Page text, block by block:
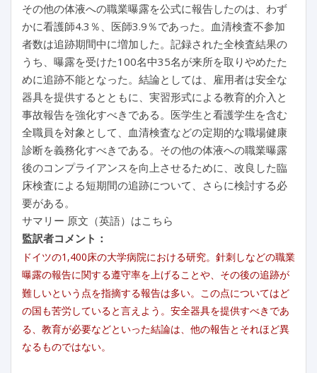
その他の体液への職業曝露を公式に報告したのは、わず
かに看護師4.3％、医師3.9％であった。血清検査不参加
者数は追跡期間中に増加した。記録された全検査結果の
うち、曝露を受けた100名中35名が来所を取りやめたた
めに追跡不能となった。結論としては、雇用者は安全な
器具を提供するとともに、実習形式による教育的介入と
事故報告を強化すべきである。医学生と看護学生を含む
全職員を対象として、血清検査などの定期的な職場健康
診断を義務化すべきである。その他の体液への職業曝露
後のコンプライアンスを向上させるために、改良した臨
床検査による短期間の追跡について、さらに検討する必
要がある。
サマリー 原文（英語）はこちら
監訳者コメント：
ドイツの1,400床の大学病院における研究。針刺しなどの職業
曝露の報告に関する遵守率を上げることや、その後の追跡が
難しいという点を指摘する報告は多い。この点についてはど
の国も苦労していると言えよう。安全器具を提供すべきであ
る、教育が必要などといった結論は、他の報告とそれほど異
なるものではない。